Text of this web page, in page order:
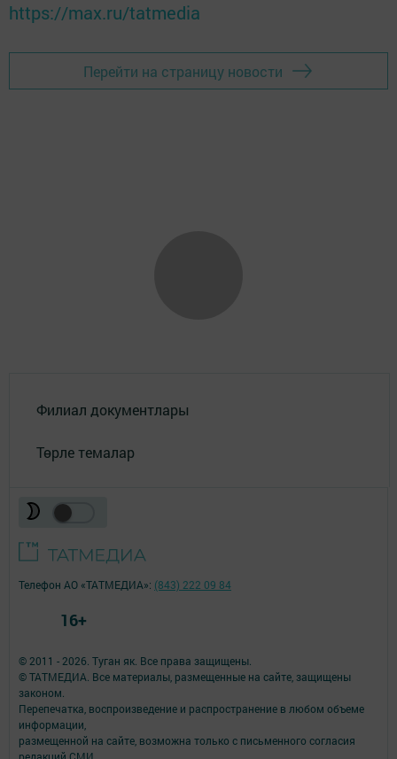
https://max.ru/tatmedia
Перейти на страницу новости
Филиал документлары
Төрле темалар
© 2011 - 2026. Туган як. Все права защищены.
© ТАТМЕДИА. Все материалы, размещенные на сайте, защищены
законом.
Перепечатка, воспроизведение и распространение в любом объеме
информации,
размещенной на сайте, возможна только с письменного согласия
Телефон АО «ТАТМЕДИА»: (843) 222 09 84
16+